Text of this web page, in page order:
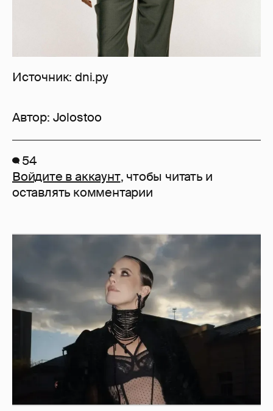
Источник: dni.ру
Автор: Jolostoo
54
Войдите в аккаунт, чтобы читать и
оставлять комментарии